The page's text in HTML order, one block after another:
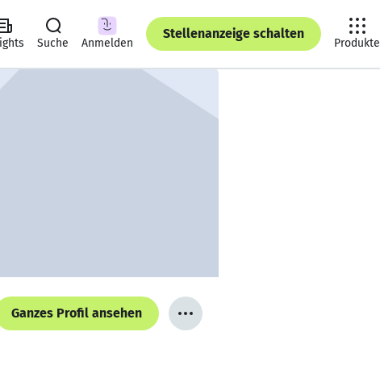
Suche Anmelden
Stellenanzeige schalten
Produkte
Ganzes Profil ansehen